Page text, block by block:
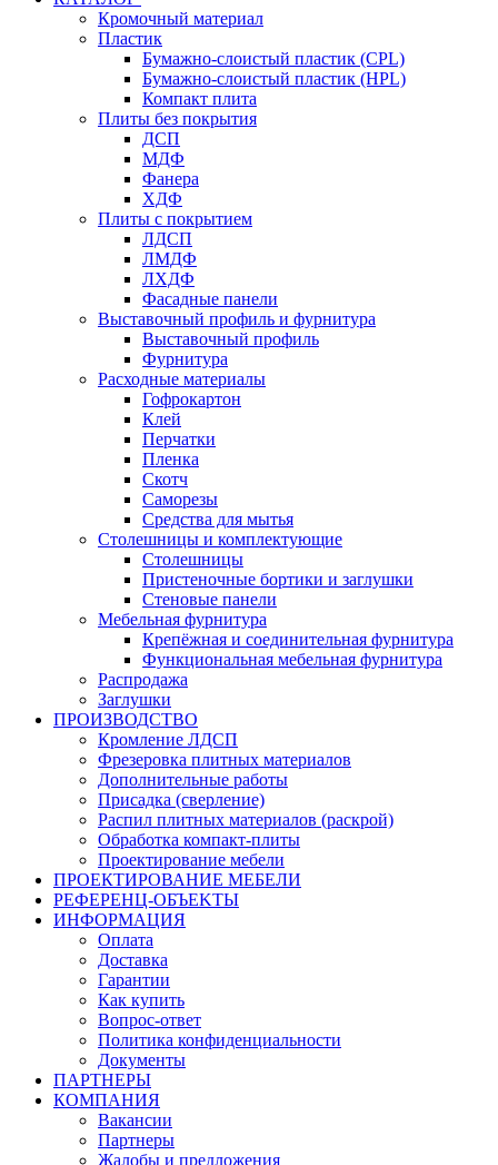
Кромочный материал
Пластик
Бумажно-слоистый пластик (CPL)
Бумажно-слоистый пластик (HPL)
Компакт плита
Плиты без покрытия
ДСП
МДФ
Фанера
ХДФ
Плиты с покрытием
ЛДСП
ЛМДФ
ЛХДФ
Фасадные панели
Выставочный профиль и фурнитура
Выставочный профиль
Фурнитура
Расходные материалы
Гофрокартон
Клей
Перчатки
Пленка
Скотч
Саморезы
Средства для мытья
Столешницы и комплектующие
Столешницы
Пристеночные бортики и заглушки
Стеновые панели
Мебельная фурнитура
Крепёжная и соединительная фурнитура
Функциональная мебельная фурнитура
Распродажа
Заглушки
ПРОИЗВОДСТВО
Кромление ЛДСП
Фрезеровка плитных материалов
Дополнительные работы
Присадка (сверление)
Распил плитных материалов (раскрой)
Обработка компакт-плиты
Проектирование мебели
ПРОЕКТИРОВАНИЕ МЕБЕЛИ
РЕФЕРЕНЦ-ОБЪЕKТЫ
ИНФОРМАЦИЯ
Оплата
Доставка
Гарантии
Как купить
Вопрос-ответ
Политика конфиденциальности
Документы
ПАРТНЕРЫ
КОМПАНИЯ
Вакансии
Партнеры
Жалобы и предложения